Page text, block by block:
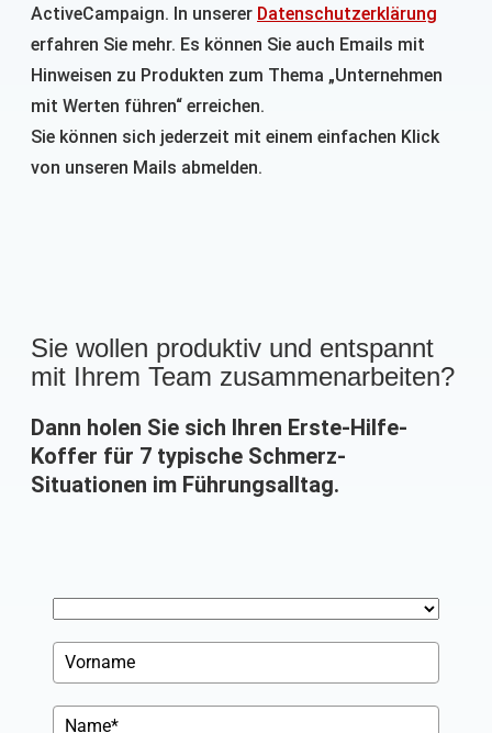
ActiveCampaign. In unserer Datenschutzerklärung
erfahren Sie mehr. Es können Sie auch Emails mit
Hinweisen zu Produkten zum Thema „Unternehmen
mit Werten führen“ erreichen.
Sie können sich jederzeit mit einem einfachen Klick
von unseren Mails abmelden.
Sie wollen produktiv und entspannt
mit Ihrem Team zusammenarbeiten?
Dann holen Sie sich Ihren Erste-Hilfe-
Koffer für 7 typische Schmerz-
Situationen im Führungsalltag.